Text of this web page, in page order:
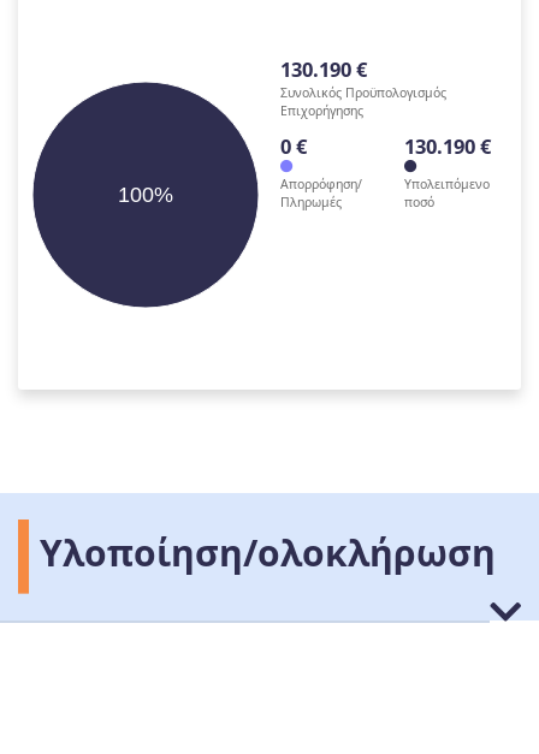
100%
130.190 €
Συνολικός Προϋπολογισμός
Επιχορήγησης
0 €
Απορρόφηση/
Πληρωμές
130.190 €
Υπολειπόμενο
ποσό
Υλοποίηση/ολοκλήρωση